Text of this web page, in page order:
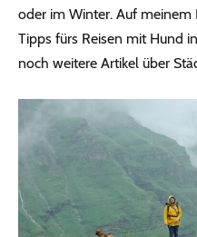
oder im Winter. Auf meinem
Tipps fürs Reisen mit Hund
noch weitere Artikel über